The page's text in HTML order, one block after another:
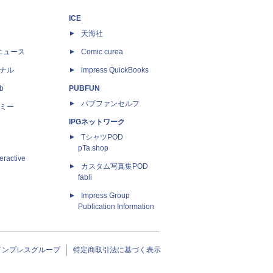
ュース
ル
ー
ICE
天海社
Comic curea
impress QuickBooks
PUBFUN
パブファンセルフ
IPGネットワーク
TシャツPOD
pTa.shop
カスタム写真集POD
fabli
Impress Group
Publication Information
ンプレスグループ 特定商取引法に基づく表示